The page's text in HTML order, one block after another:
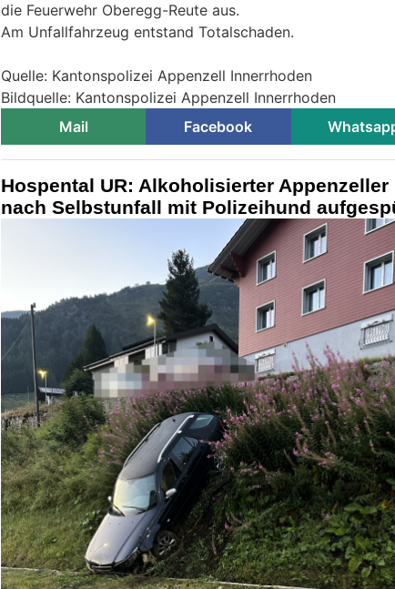
die Feuerwehr Oberegg-Reute aus.
Am Unfallfahrzeug entstand Totalschaden.
Quelle: Kantonspolizei Appenzell Innerrhoden
Bildquelle: Kantonspolizei Appenzell Innerrhoden
Mail
Facebook
Hospental UR: Alkoholisierter Appenzeller
nach Selbstunfall mit Polizeihund